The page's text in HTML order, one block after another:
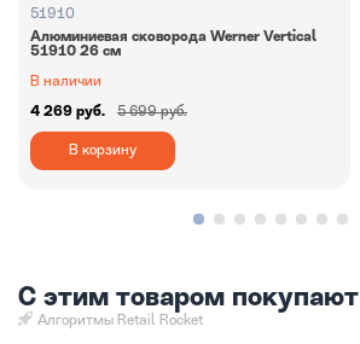
51910
Алюминиевая сковорода Werner Vertiсal
51910 26 см
В наличии
4 269 руб. 5 699 руб.
В корзину
С этим товаром покупают
Алгоритмы Retail Rocket